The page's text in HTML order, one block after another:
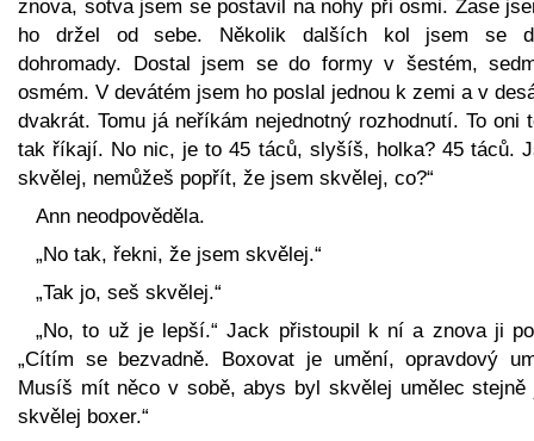
znova, sotva jsem se postavil na nohy při osmi. Zase
ho držel od sebe. Několik dalších kol jsem se
dohromady. Dostal jsem se do formy v šestém,
osmém. V devátém jsem ho poslal jednou k zemi a v
dvakrát. Tomu já neříkám nejednotný rozhodnutí. To oni
tak říkají. No nic, je to 45 táců, slyšíš, holka? 45 táců.
skvělej, nemůžeš popřít, že jsem skvělej, co?“
Ann neodpověděla.
„No tak, řekni, že jsem skvělej.“
„Tak jo, seš skvělej.“
„No, to už je lepší.“ Jack přistoupil k ní a znova ji
„Cítím se bezvadně. Boxovat je umění, opravdový
Musíš mít něco v sobě, abys byl skvělej umělec stejně
skvělej boxer.“